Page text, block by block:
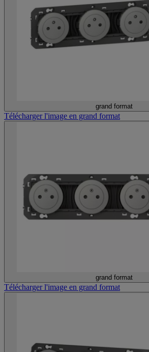
grand format
Télécharger l'image en grand format
grand format
Télécharger l'image en grand format